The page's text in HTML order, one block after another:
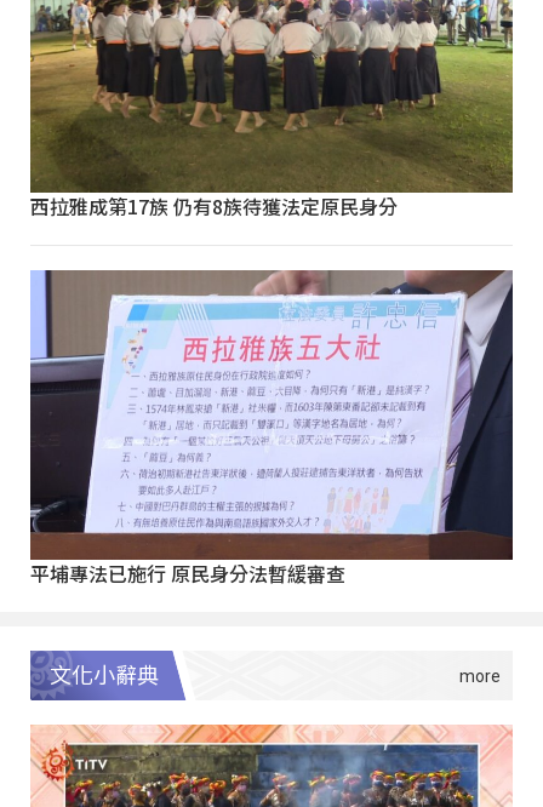
西拉雅成第17族 仍有8族待獲法定原民身分
平埔專法已施行 原民身分法暫緩審查
文化小辭典